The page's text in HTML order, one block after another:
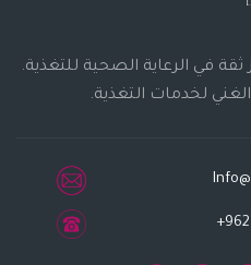
الأكثر ثقة في الرعاية الصحية للتغذية.
لخدمات التغذية.